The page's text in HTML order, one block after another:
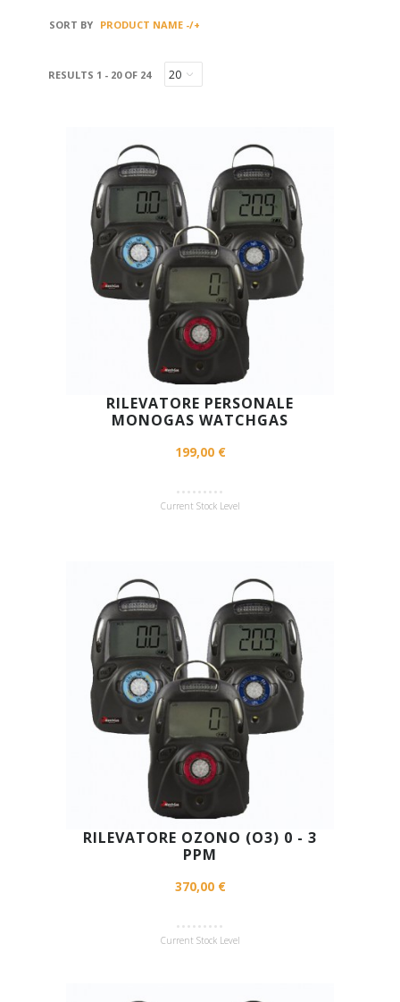
SORT BY PRODUCT NAME -/+
RESULTS 1 - 20 OF 24
RILEVATORE PERSONALE
MONOGAS WATCHGAS
199,00 €
Current Stock Level
RILEVATORE OZONO (O3) 0 - 3
PPM
370,00 €
Current Stock Level